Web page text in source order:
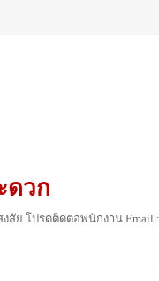
ดวก
โปรดติดต่อพนักงาน Email :